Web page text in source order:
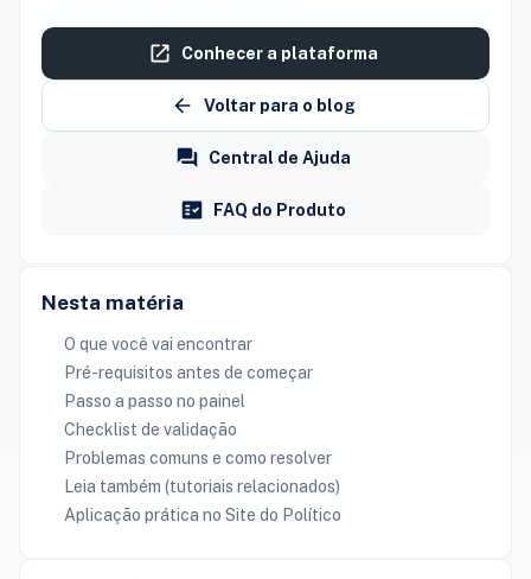
Conhecer a plataforma
Voltar para o blog
Central de Ajuda
FAQ do Produto
Nesta matéria
O que você vai encontrar
Pré-requisitos antes de começar
Passo a passo no painel
Checklist de validação
Problemas comuns e como resolver
Leia também (tutoriais relacionados)
Aplicação prática no Site do Político